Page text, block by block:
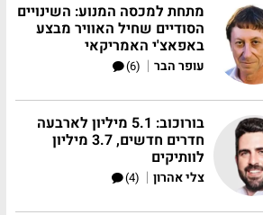
מתחת למכסה המנוע: השינויים
הסודיים שחיל האוויר מבצע
באפאצ'י האמריקאי
עופר הבר |
(6)
בורוכוב: 5.1 מיליון לארבעה
חדרים חדשים, 3.7 מיליון
לוותיקים
צלי אהרון |
(4)